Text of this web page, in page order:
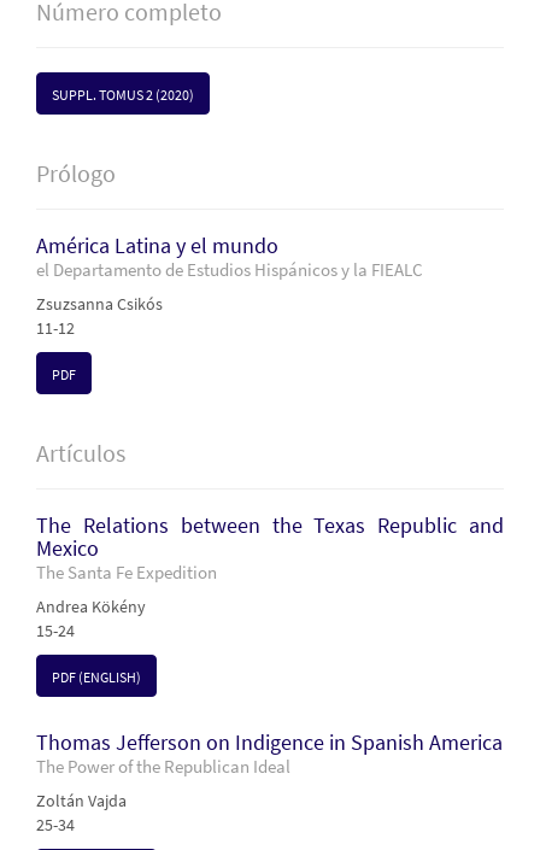
Número completo
SUPPL. TOMUS 2 (2020)
Prólogo
América Latina y el mundo
el Departamento de Estudios Hispánicos y la FIEALC
Zsuzsanna Csikós
11-12
PDF
Artículos
The Relations between the Texas Republic and
Mexico
The Santa Fe Expedition
Andrea Kökény
15-24
PDF (ENGLISH)
Thomas Jefferson on Indigence in Spanish America
The Power of the Republican Ideal
Zoltán Vajda
25-34